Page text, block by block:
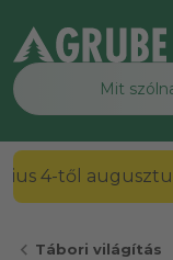
4-től
chevron_left Tábori világítás